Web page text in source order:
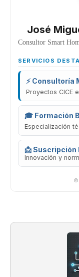
José
Consultor Smart
SERVICIOS
⚡ Consultoría
Proyectos CICE
🎓 Formación
Especialización
📩 Suscripción
Innovación y
©